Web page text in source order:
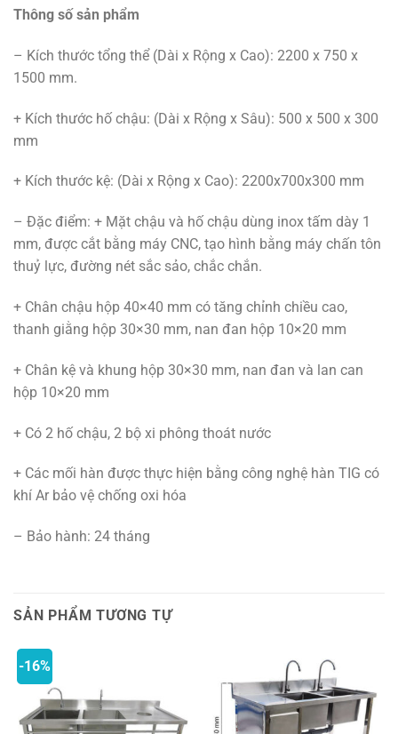
Thông số sản phẩm
– Kích thước tổng thể (Dài x Rộng x Cao): 2200 x 750 x
1500 mm.
+ Kích thước hố chậu: (Dài x Rộng x Sâu): 500 x 500 x 300
mm
+ Kích thước kệ: (Dài x Rộng x Cao): 2200x700x300 mm
– Đặc điểm: + Mặt chậu và hố chậu dùng inox tấm dày 1
mm, được cắt bằng máy CNC, tạo hình bằng máy chấn tôn
thuỷ lực, đường nét sắc sảo, chắc chắn.
+ Chân chậu hộp 40×40 mm có tăng chỉnh chiều cao,
thanh giằng hộp 30×30 mm, nan đan hộp 10×20 mm
+ Chân kệ và khung hộp 30×30 mm, nan đan và lan can
hộp 10×20 mm
+ Có 2 hố chậu, 2 bộ xi phông thoát nước
+ Các mối hàn được thực hiện bằng công nghệ hàn TIG có
khí Ar bảo vệ chống oxi hóa
– Bảo hành: 24 tháng
SẢN PHẨM TƯƠNG TỰ
-16%